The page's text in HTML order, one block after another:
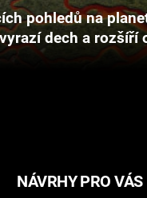
pohledů na
dech a rozšíří
NÁVRHY PRO VÁS